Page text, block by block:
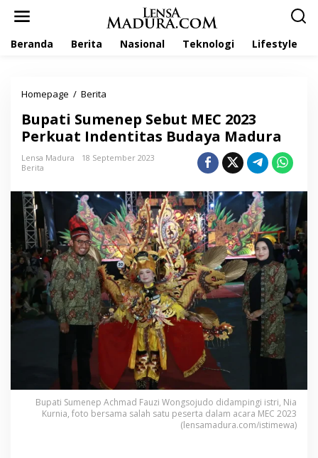
Beranda Berita Nasional Teknologi Lifestyle
Homepage / Berita
p
a
t
i
m
e
n
e
p
S
e
b
u
t
M
2
3
P
Bupati Sumenep Sebut MEC 2023
Perkuat Indentitas Budaya Madura
Lensa Madura
18 September 2023
Berita
Bupati Sumenep Achmad Fauzi Wongsojudo didampingi istri, Nia
Kurnia, foto bersama salah satu peserta dalam acara MEC 2023
(lensamadura.com/istimewa)